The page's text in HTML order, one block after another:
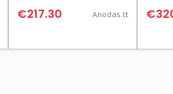
inverteris
€217.30 Anodas.lt